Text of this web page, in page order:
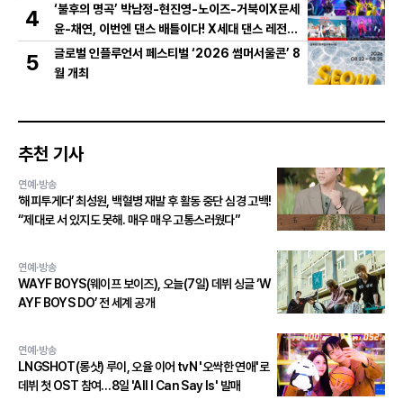
4
‘불후의 명곡’ 박남정-현진영-노이즈-거북이X문세
윤-채연, 이번엔 댄스 배틀이다! X세대 댄스 레전드
총출동! 댄스 본능 깨운다!
5
글로벌 인플루언서 페스티벌 ‘2026 썸머서울콘’ 8
월 개최
추천 기사
연예·방송
‘해피투게더’ 최성원, 백혈병 재발 후 활동 중단 심경 고백!
“제대로 서 있지도 못해. 매우 매우 고통스러웠다”
연예·방송
WAYF BOYS(웨이프 보이즈), 오늘(7일) 데뷔 싱글 ‘W
AYF BOYS DO’ 전 세계 공개
연예·방송
LNGSHOT(롱샷) 루이, 오율 이어 tvN '오싹한 연애'로
데뷔 첫 OST 참여…8일 'All I Can Say Is' 발매